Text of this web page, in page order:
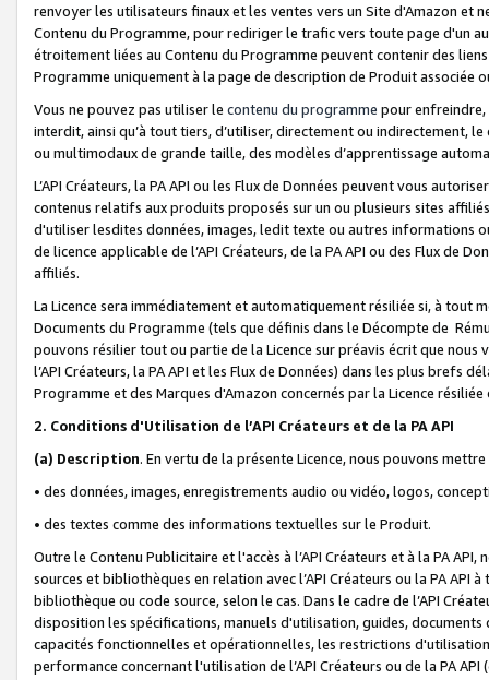
renvoyer les utilisateurs finaux et les ventes vers un Site d'Amazon et
Contenu du Programme, pour rediriger le trafic vers toute page d'un
étroitement liées au Contenu du Programme peuvent contenir des
Programme uniquement à la page de description de Produit associée
Vous ne pouvez pas utiliser le contenu du programme pour
interdit, ainsi qu’à tout tiers, d’utiliser, directement ou indirectement,
ou multimodaux de grande taille, des modèles d’apprentissage
L’API Créateurs, la PA API ou les Flux de Données peuvent vous
contenus relatifs aux produits proposés sur un ou plusieurs sites
d'utiliser lesdites données, images, ledit texte ou autres informations
de licence applicable de l’API Créateurs, de la PA API ou des Flux de
affiliés.
La Licence sera immédiatement et automatiquement résiliée si, à
Documents du Programme (tels que définis dans le Décompte de
pouvons résilier tout ou partie de la Licence sur préavis écrit que
l’API Créateurs, la PA API et les Flux de Données) dans les plus
Programme et des Marques d'Amazon concernés par la Licence
2. Conditions d'Utilisation de l’API Créateurs et de la PA API
(a) Description. En vertu de la présente Licence, nous pouvons
• des données, images, enregistrements audio ou vidéo, logos,
• des textes comme des informations textuelles sur le Produit.
Outre le Contenu Publicitaire et l'accès à l’API Créateurs et à la PA
sources et bibliothèques en relation avec l’API Créateurs ou la PA
bibliothèque ou code source, selon le cas. Dans le cadre de l’API
disposition les spécifications, manuels d'utilisation, guides,
capacités fonctionnelles et opérationnelles, les restrictions
performance concernant l'utilisation de l’API Créateurs ou de la PA